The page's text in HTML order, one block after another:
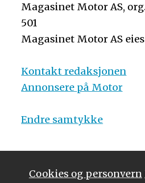
Magasinet Motor AS, org.
501
Magasinet Motor AS
Kontakt redaksjonen
Annonsere på Motor
Endre samtykke
Cookies og personvern